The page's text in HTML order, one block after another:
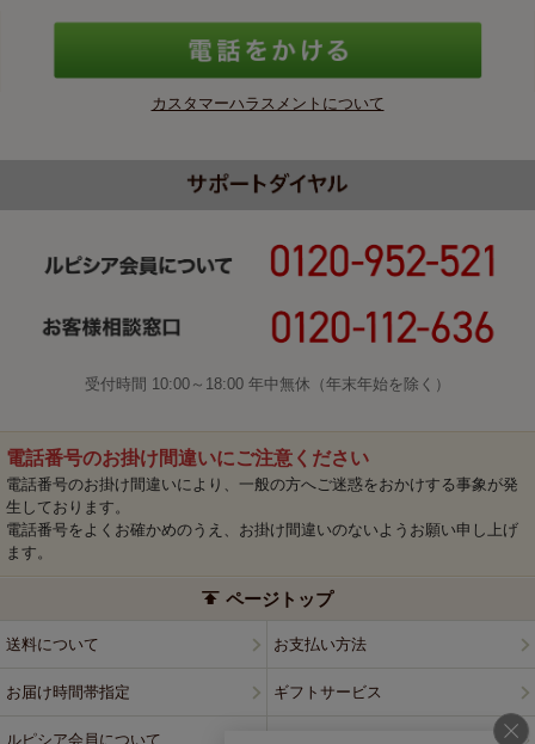
カスタマーハラスメントについて
受付時間 10:00～18:00 年中無休（年末年始を除く）
電話番号のお掛け間違いにご注意ください
電話番号のお掛け間違いにより、一般の方へご迷惑をおかけする事象が発
生しております。
電話番号をよくお確かめのうえ、お掛け間違いのないようお願い申し上げ
ます。
ページトップ
送料について お支払い方法
お届け時間帯指定 ギフトサービス
ルピシア会員について